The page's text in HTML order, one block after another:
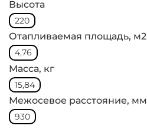
Высота
220
Отапливаемая площадь, м2
4,76
Масса, кг
15,84
Межосевое расстояние, мм
930